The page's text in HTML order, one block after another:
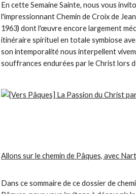
En cette Semaine Sainte, nous vous
l'impressionnant Chemin de Croix de
1963) dont l'œuvre encore largement
itinéraire spirituel en totale symbiose
son intemporalité nous interpellent
souffrances endurées par le Christ lors
Allons sur le chemin de Pâques, avec
Dans ce sommaire de ce dossier de